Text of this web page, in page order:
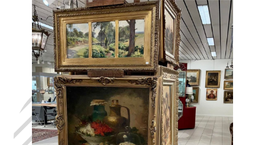
Laat uw huis
leegmaken
Asquillies, in